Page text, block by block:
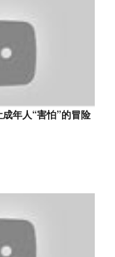
成年人“害怕”的冒险